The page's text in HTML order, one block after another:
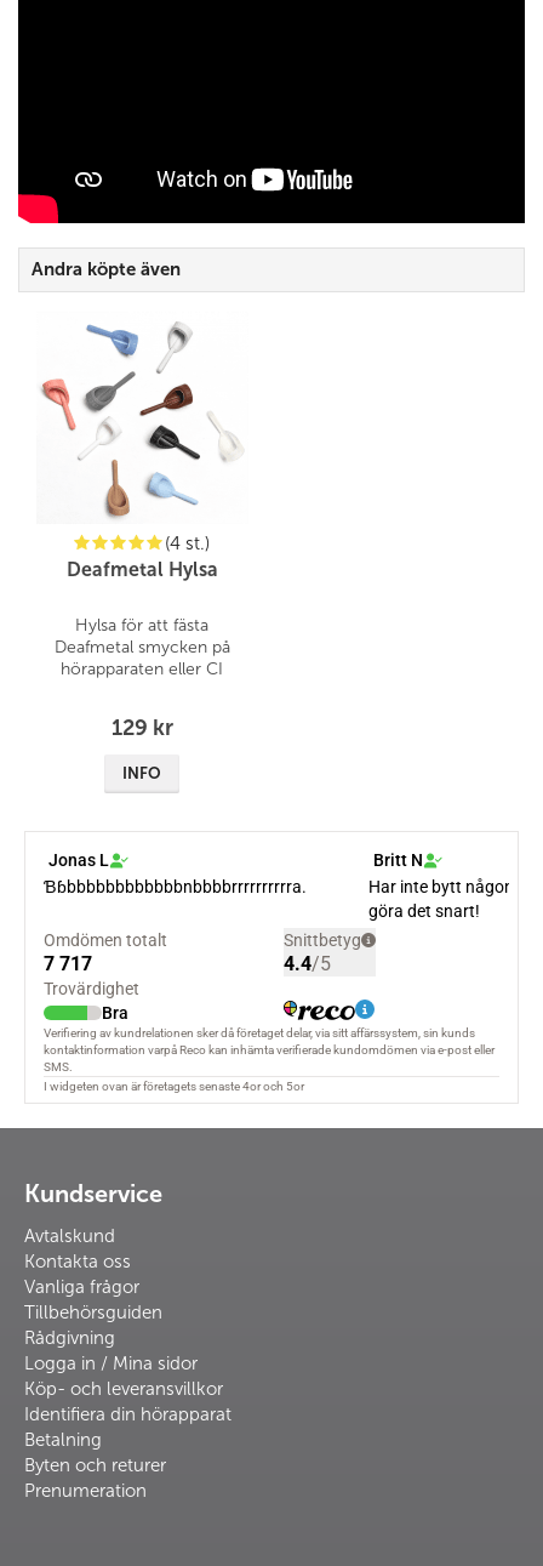
Andra köpte även
(4 st.)
Deafmetal Hylsa
Hylsa för att fästa
Deafmetal smycken på
hörapparaten eller CI
129 kr
INFO
Kundservice
Avtalskund
Kontakta oss
Vanliga frågor
Tillbehörsguiden
Rådgivning
Logga in / Mina sidor
Köp- och leveransvillkor
Identifiera din hörapparat
Betalning
Byten och returer
Prenumeration